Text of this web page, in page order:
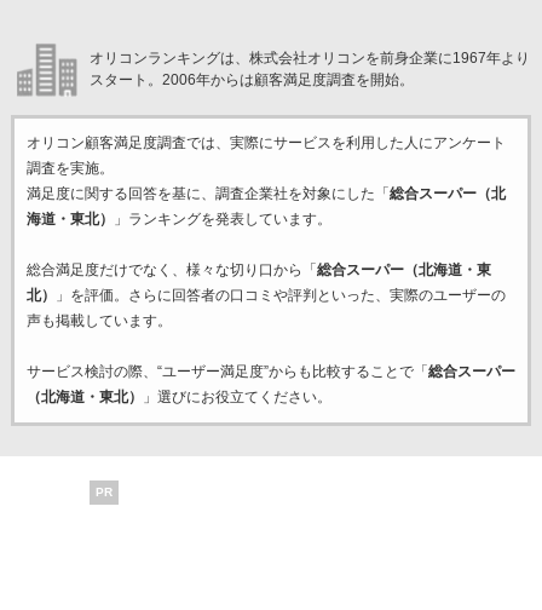
オリコンランキングは、株式会社オリコンを前身企業に1967年より
スタート。2006年からは顧客満足度調査を開始。
オリコン顧客満足度調査では、実際にサービスを利用した 人にアンケート
調査を実施。
満足度に関する回答を基に、調査企業社を対象にした「総合スーパー（北
海道・東北）
」ランキングを発表しています。
総合満足度だけでなく、様々な切り口から「総合スーパー（北海道・東
北）
」を評価。さらに回答者の口コミや評判といった、実際のユーザーの
声も掲載しています。
サービス検討の際、“ユーザー満足度”からも比較することで「総合スーパー
（北海道・東北）
」選びにお役立てください。
PR